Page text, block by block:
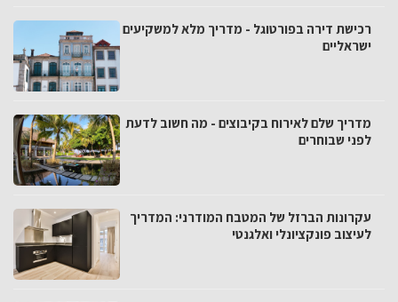
רכישת דירה בפורטוגל - מדריך מלא למשקיעים
ישראליים
מדריך שלם לאירוח בקיבוצים - מה חשוב לדעת
לפני שבוחרים
עקרונות הברזל של המטבח המודרני: המדריך
לעיצוב פונקציונלי ואלגנטי